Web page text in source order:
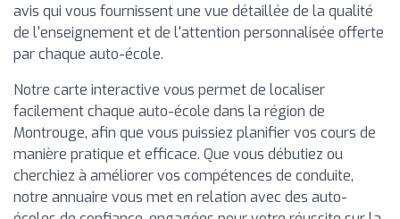
avis qui vous fournissent une vue détaillée de la qualité
de l'enseignement et de l'attention personnalisée offerte
par chaque auto-école.
Notre carte interactive vous permet de localiser
facilement chaque auto-école dans la région de
Montrouge, afin que vous puissiez planifier vos cours de
manière pratique et efficace. Que vous débutiez ou
cherchiez à améliorer vos compétences de conduite,
notre annuaire vous met en relation avec des auto-